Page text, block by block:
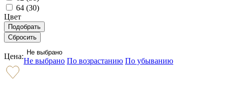
64 (30)
Цвет
Цена: Не выбрано
Не выбрано По возрастанию По убыванию